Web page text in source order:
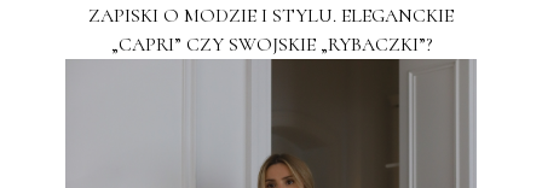
ZAPISKI O MODZIE I STYLU. ELEGANCKIE
„CAPRI” CZY SWOJSKIE „RYBACZKI”?